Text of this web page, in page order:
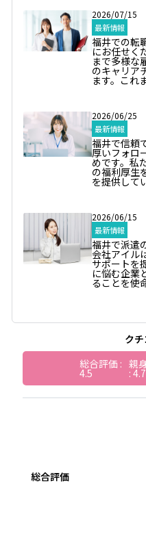
心してスタ
さを味わい
ンスです。
ください。
方、アイル
2026/07/15
最新情報
福井での転
にお任せく
まで多様な
のキャリア
ます。これ
仕事を多数
したい方に
です。月曜
まで受付中
ください。
します。
2026/06/25
最新情報
福井で信頼
厚いフォロ
めです。私
の福利厚生
を提供して
の定期面談
身に相談に
最適な働き
で、ぜひお
2026/06/15
最新情報
福井で派遣
会社アイル
サポートを
に悩む企業
ることを使
業務から長
が丁寧にヒ
ために、
ださい。皆
ります。
ク
総合評価 :
4.5
親
: 4.7
総合評価